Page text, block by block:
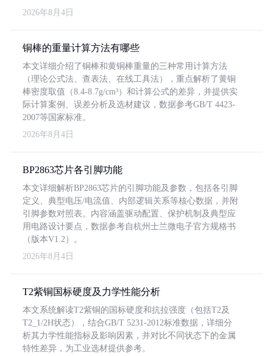
2026年8月4日
铜棒的重量计算方法有哪些
本文详细介绍了铜棒和黄铜棒重量的三种常用计算方法
（理论公式法、查表法、在线工具法），重点解析了黄铜
棒密度取值（8.4-8.7g/cm³）和计算公式的差异，并提供实
际计算案例、误差分析及选材建议，数据参考GB/T 4423-
2007等国家标准。
2026年8月4日
BP2863芯片各引脚功能
本文详细解析BP2863芯片的引脚功能及参数，包括各引脚
定义、典型电压/电流值、内部逻辑关系等核心数据，并附
引脚参数对照表。内容涵盖驱动配置、保护机制及典型应
用电路设计要点，数据参考自杭州士兰微电子官方规格书
（版本V1.2）。
2026年8月4日
T2紫铜国标硬度及力学性能分析
本文系统解读T2紫铜的国标硬度和抗拉强度（包括T2及
T2_1/2H状态），结合GB/T 5231-2012标准数据，详细分
析其力学性能指标及影响因素，并对比不同状态下的金属
特性差异，为工业选材提供参考。